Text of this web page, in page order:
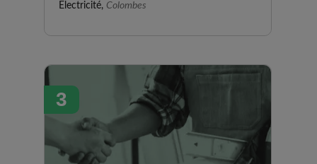
Electricité, Colombes
3